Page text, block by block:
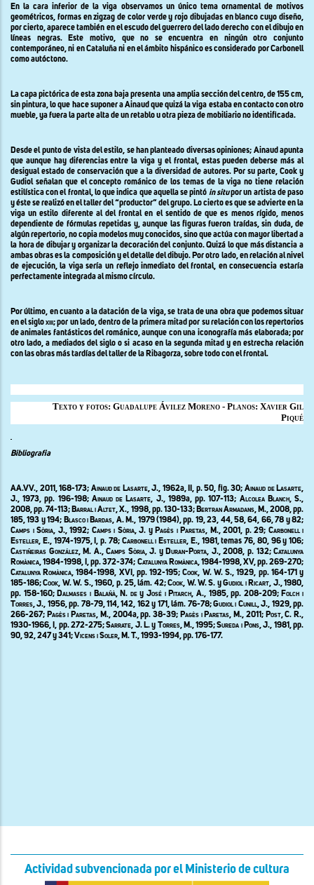
En la cara inferior de la viga observamos un único tema ornamental de motivos
geométricos, formas en zigzag de color verde y rojo dibujadas en blanco cuyo diseño,
por cierto, aparece también en el escudo del guerrero del lado derecho con el dibujo en
líneas negras. Este motivo, que no se encuentra en ningún otro conjunto
contemporáneo, ni en Cataluña ni en el ámbito hispánico es considerado por Carbonell
como autóctono.
La capa pictórica de esta zona baja presenta una amplia sección del centro, de155 cm,
sin pintura, lo que hace suponer a Ainaud que quizá la viga estaba en contacto con otro
mueble, ya fuera la parte alta de un retablo u otra pieza de mobiliario no identificada.
Desde el punto de vista del estilo, se han planteado diversas opiniones; Ainaud apunta
que aunque hay diferencias entre la viga y el frontal, estas pueden deberse más al
desigual estado de conservación que a la diversidad de autores. Por su parte, Cook y
Gudiol señalan que el concepto románico de los temas de la viga no tiene relación
estilística con el frontal, lo que indica que aquella se pintó in situpor un artista de paso
y éste se realizó en el taller del “productor” del grupo. Lo cierto es que se advierte en la
viga un estilo diferente al del frontal en el sentido de que es menos rígido, menos
dependiente de fórmulas repetidas y, aunque las figuras fueron traídas, sin duda, de
algún repertorio, no copia modelos muy conocidos, sino que actúa con mayor libertad a
la hora de dibujar y organizar la decoración del conjunto. Quizá lo que más distancia a
ambas obras es la composición y el detalle del dibujo. Por otro lado, en relación al nivel
de ejecución, la viga sería un reflejo inmediato del frontal, en consecuencia estaría
perfectamente integrada al mismo círculo.
Por último, en cuanto a la datación de la viga, se trata de una obra que podemos situar
en el sigloxiii; por un lado, dentro de la primera mitad por su relación con los repertorios
de animales fantásticos del románico, aunque con una iconografía más elaborada;por
otro lado, a mediados del siglo o si acaso en la segunda mitad y en estrecha relación
con las obras más tardías del taller de la Ribagorza, sobre todo con el frontal.
Texto y fotos: Guadalupe Ávilez Moreno - Planos: Xavier Gil
Piqué
Bibliografia
AA.VV., 2011, 168-173; Ainaud de Lasarte, J., 1962a, II, p. 50, fig. 30; Ainaud de Lasarte,
J.,1973, pp. 196-198; Ainaud de Lasarte, J., 1989a,pp. 107-113; Alcolea Blanch, S.,
2008,pp. 74-113; Barral i Altet, X., 1998,pp. 130-133; Bertran Armadans, M., 2008, pp.
185, 193 y 194; Blasco i Bardas, A. M., 1979 (1984), pp. 19, 23, 44, 58, 64, 66, 78 y 82;
Camps i Sòria, J., 1992; Camps i Sòria, J. yPagès i Paretas, M., 2001, p.29; Carbonell i
Esteller, E., 1974-1975, I, p. 78; Carbonell i Esteller, E., 1981, temas 76, 80, 96 y 106;
Castiñeiras González, M. A., Camps Sòria, J. yDuran-Porta, J.,2008, p. 132; Catalunya
Romànica, 1984-1998, I,pp. 372-374; Catalunya Romànica, 1984-1998, XV,pp.269-270;
Catalunya Romànica, 1984-1998, XVI, pp. 192-195;Cook, W. W. S., 1929, pp. 164-171 y
185-186;Cook, W. W. S.,1960, p. 25, lám. 42;Cook, W. W. S. yGudiol i Ricart, J., 1980,
pp. 158-160; Dalmases i Balañà, N. dey José i Pitarch, A., 1985,pp. 208-209; Folch i
Torres, J., 1956,pp. 78-79, 114, 142, 162 y 171, lám. 76-78;Gudiol i Cunill, J., 1929,pp.
266-267; Pagès i Paretas, M., 2004a, pp. 38-39; Pagès i Paretas, M., 2011; Post,C. R.,
1930-1966, I, pp. 272-275;Sarrate, J. L.y Torres, M., 1995;Sureda i Pons, J., 1981, pp.
90, 92, 247 y 341;Vicens i Soler, M. T.,1993-1994, pp. 176-177.
Actividad subvencionada por el Ministerio de cultura